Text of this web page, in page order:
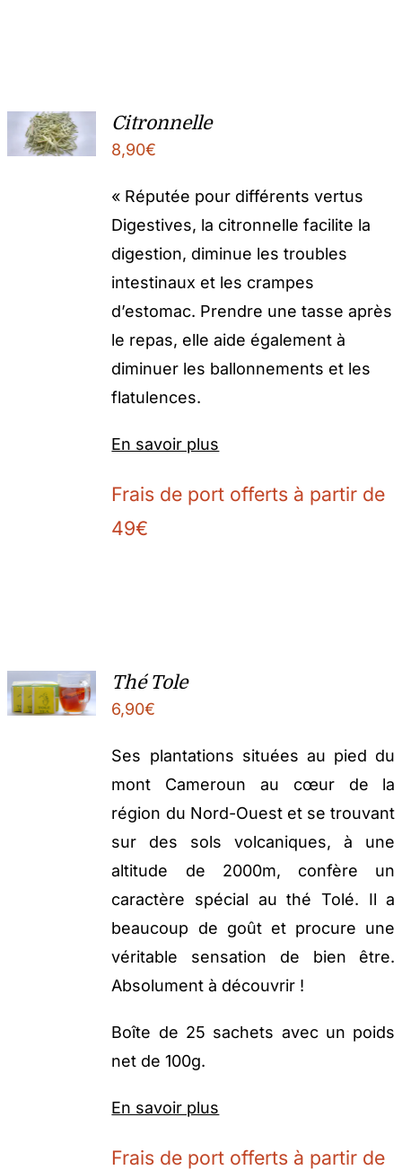
Citronnelle
8,90€
« Réputée pour différents vertus
Digestives, la citronnelle facilite la
digestion, diminue les troubles
intestinaux et les crampes
d’estomac. Prendre une tasse après
le repas, elle aide également à
diminuer les ballonnements et les
flatulences.
En savoir plus
Frais de port offerts à partir de
49€
Thé Tole
6,90€
Ses plantations situées au pied du
mont Cameroun au cœur de la
région du Nord-Ouest et se trouvant
sur des sols volcaniques, à une
altitude de 2000m, confère un
caractère spécial au thé Tolé. Il a
beaucoup de goût et procure une
véritable sensation de bien être.
Absolument à découvrir !
Boîte de 25 sachets avec un poids
net de 100g.
En savoir plus
Frais de port offerts à partir de